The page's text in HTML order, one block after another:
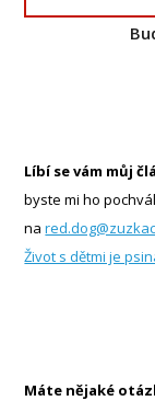
Líbí se vám můj
byste mi ho
na
Život s dětmi je
Máte nějaké